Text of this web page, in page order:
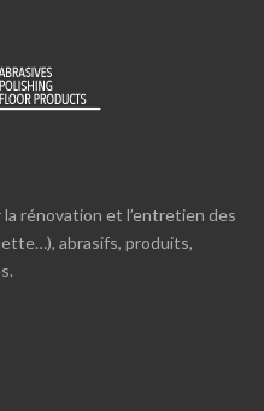
rénovation et l’entretien des
abrasifs, produits,